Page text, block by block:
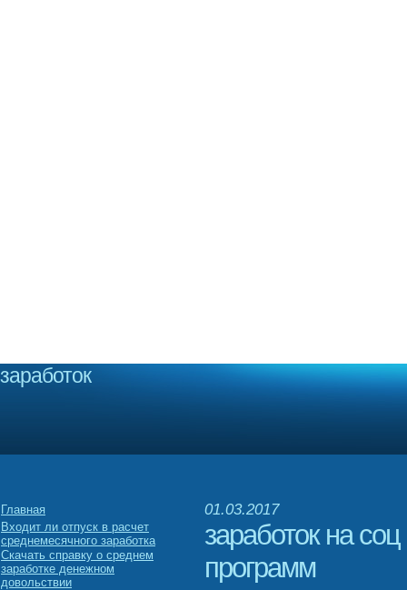
заработок
Главная
Входит ли отпуск в расчет
среднемесячного заработка
Скачать справку о среднем
заработке денежном
довольствии
01.03.2017
заработок на
программ